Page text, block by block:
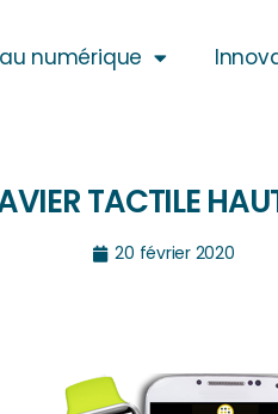
numérique
TACTILE
20 février 2020